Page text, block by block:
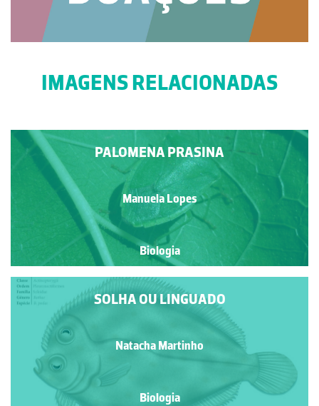
IMAGENS RELACIONADAS
PALOMENA PRASINA
Manuela Lopes
Biologia
SOLHA OU LINGUADO
Natacha Martinho
Biologia